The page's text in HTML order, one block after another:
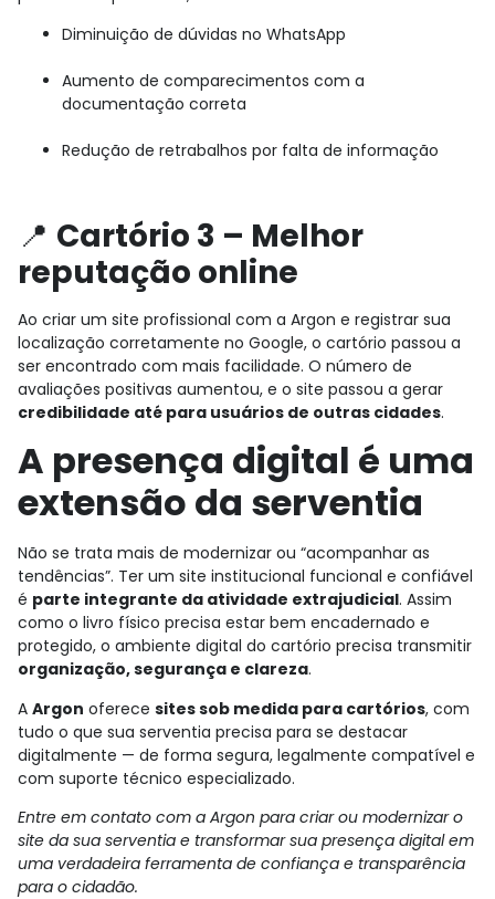
Diminuição de dúvidas no WhatsApp
Aumento de comparecimentos com a
documentação correta
Redução de retrabalhos por falta de informação
📍 Cartório 3 – Melhor
reputação online
Ao criar um site profissional com a Argon e registrar sua
localização corretamente no Google, o cartório passou a
ser encontrado com mais facilidade. O número de
avaliações positivas aumentou, e o site passou a gerar
credibilidade até para usuários de outras cidades.
A presença digital é uma
extensão da serventia
Não se trata mais de modernizar ou “acompanhar as
tendências”. Ter um site institucional funcional e confiável
é parte integrante da atividade extrajudicial. Assim
como o livro físico precisa estar bem encadernado e
protegido, o ambiente digital do cartório precisa transmitir
organização, segurança e clareza.
A Argon oferece sites sob medida para cartórios, com
tudo o que sua serventia precisa para se destacar
digitalmente — de forma segura, legalmente compatível e
com suporte técnico especializado.
Entre em contato com a Argon para criar ou modernizar o
site da sua serventia e transformar sua presença digital em
uma verdadeira ferramenta de confiança e transparência
para o cidadão.